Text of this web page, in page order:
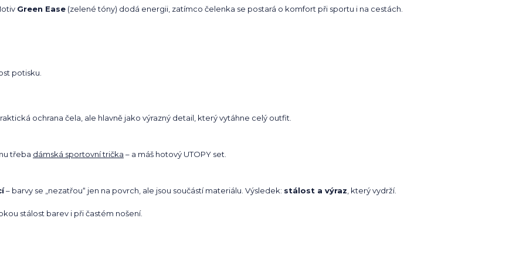
Green Ease (zelené tóny) dodá energii, zatímco čelenka se postará o komfort při sportu i na cestách.
potisku.
ochrana čela, ale hlavně jako výrazný detail, který vytáhne celý outfit.
třeba dámská sportovní trička – a máš hotový UTOPY set.
– barvy se „nezatřou“ jen na povrch, ale jsou součástí materiálu. Výsledek: stálost a výraz , který vydrží.
stálost barev i při častém nošení.